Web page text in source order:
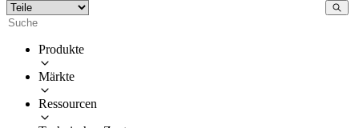
Produkte
Märkte
Ressourcen